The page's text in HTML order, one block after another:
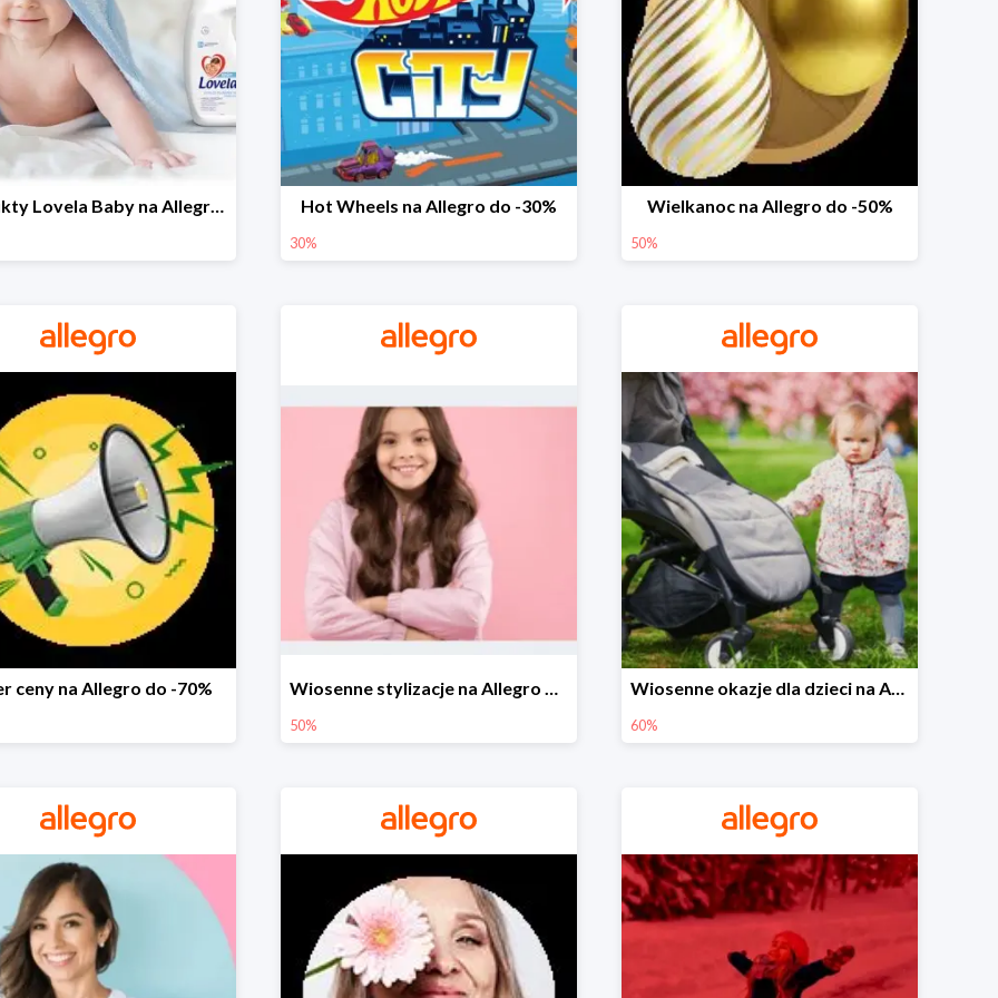
Produkty Lovela Baby na Allegro do -30% Hot Wheels na Allegro do -30%
30%
Wielkanoc na Allegro do -50%
50%
ceny na Allegro do -70% Wiosenne stylizacje na Allegro do -50%
50%
Wiosenne okazje dla dzieci na Allegro do -60%
60%